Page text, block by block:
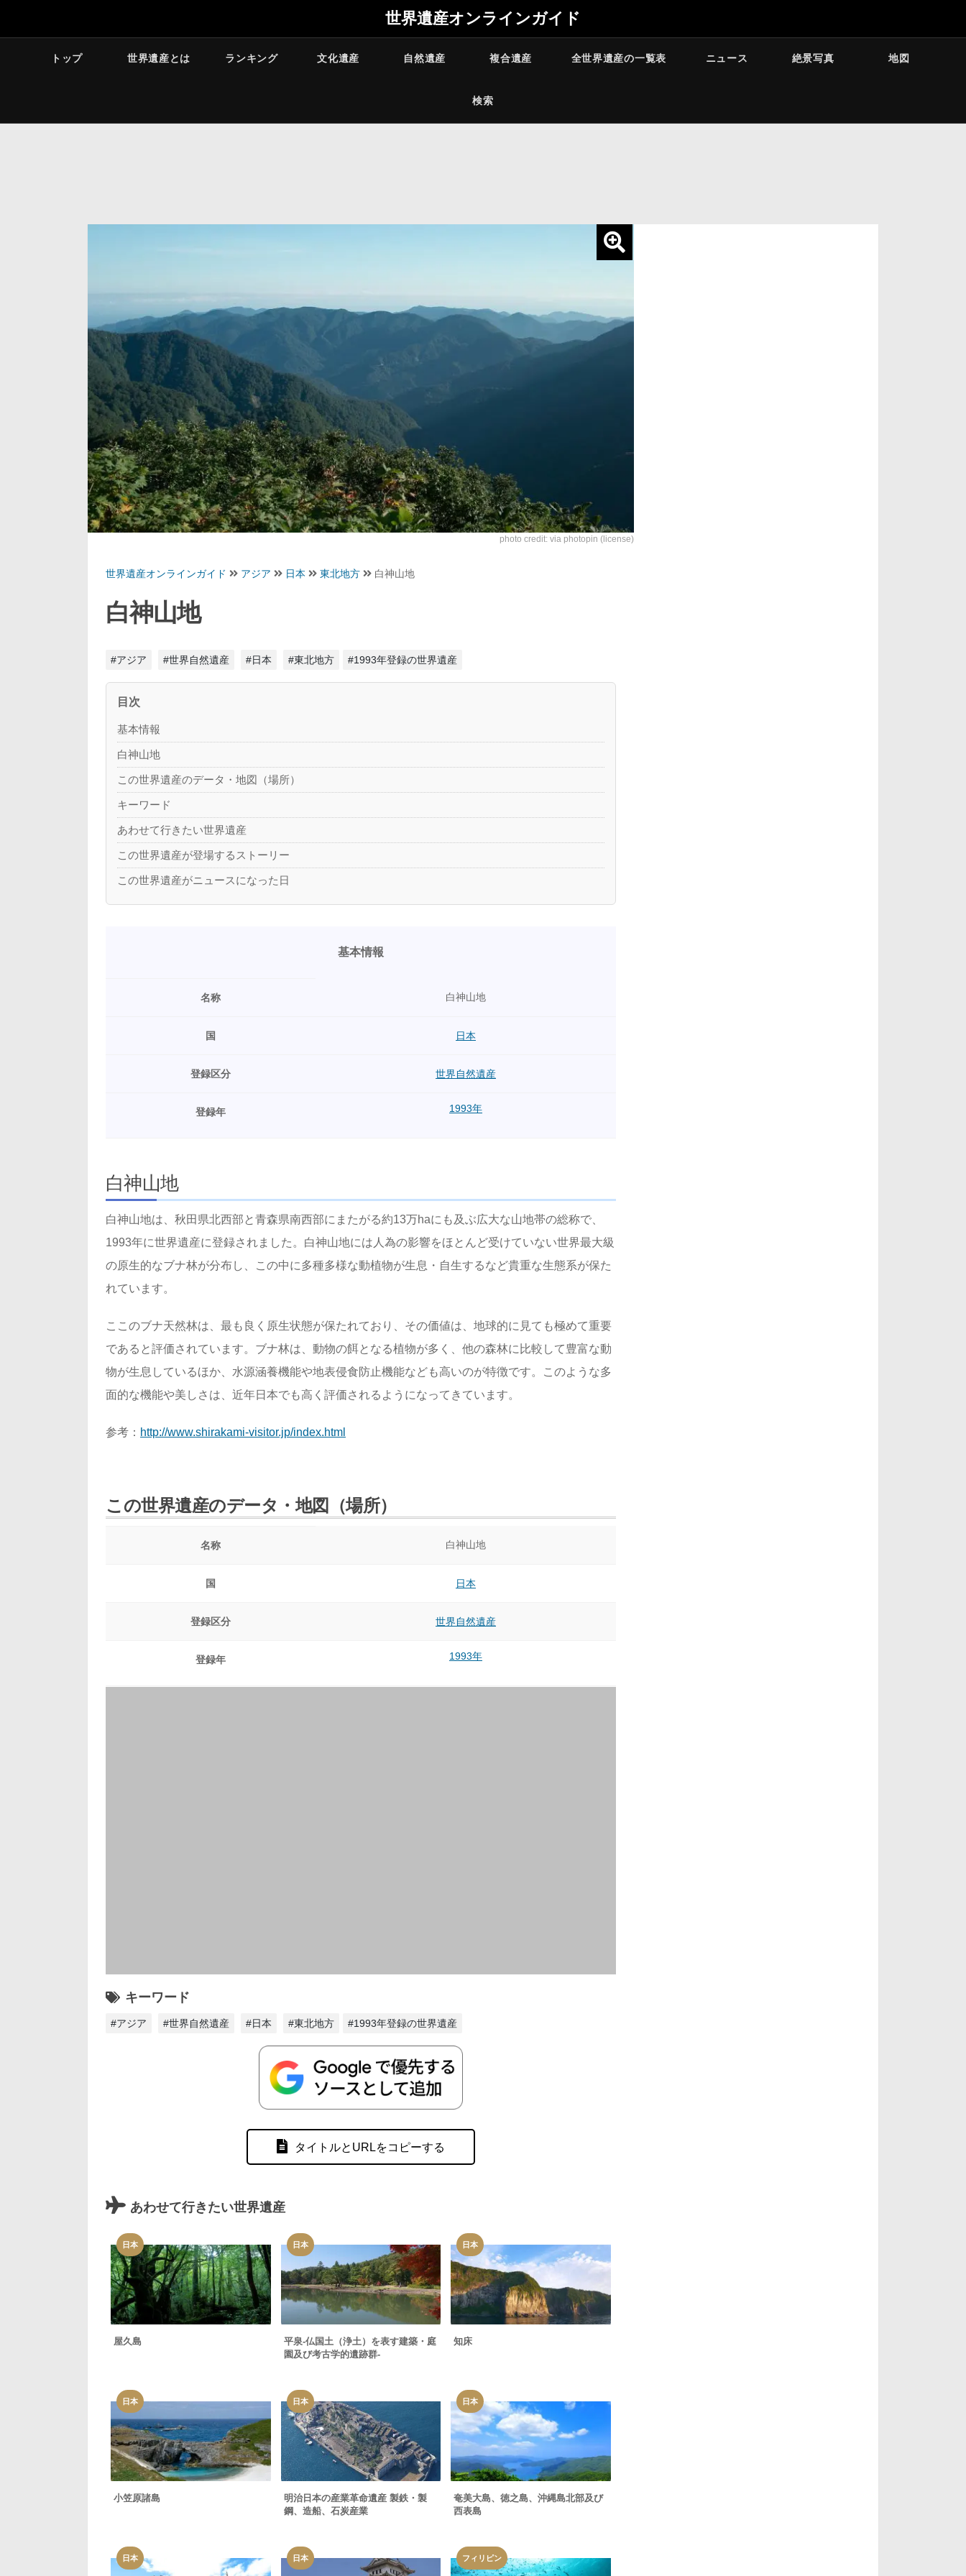
世界遺産オンラインガイド
トップ 世界遺産とは ランキング 文化遺産 自然遺産 複合遺産 全世界遺産の一覧表 ニュース 絶景写真 地図
検索
photo credit: via photopin (license)
世界遺産オンラインガイド アジア 日本 東北地方 白神山地
白神山地
#アジア #世界自然遺産 #日本 #東北地方 #1993年登録の世界遺産
目次
基本情報
白神山地
この世界遺産のデータ・地図（場所）
キーワード
あわせて行きたい世界遺産
この世界遺産が登場するストーリー
この世界遺産がニュースになった日
基本情報
名称 白神山地
国 日本
登録区分 世界自然遺産
登録年 1993年
白神山地
白神山地は、秋田県北西部と青森県南西部にまたがる約13万haにも及ぶ広大な山地帯の総称で、
1993年に世界遺産に登録されました。白神山地には人為の影響をほとんど受けていない世界最大級
の原生的なブナ林が分布し、この中に多種多様な動植物が生息・自生するなど貴重な生態系が保た
れています。
ここのブナ天然林は、最も良く原生状態が保たれており、その価値は、地球的に見ても極めて重要
であると評価されています。ブナ林は、動物の餌となる植物が多く、他の森林に比較して豊富な動
物が生息しているほか、水源涵養機能や地表侵食防止機能なども高いのが特徴です。このような多
面的な機能や美しさは、近年日本でも高く評価されるようになってきています。
参考： http://www.shirakami-visitor.jp/index.html
この世界遺産のデータ・地図（場所）
名称 白神山地
国 日本
登録区分 世界自然遺産
登録年 1993年
キーワード
#アジア #世界自然遺産 #日本 #東北地方 #1993年登録の世界遺産
タイトルとURLをコピーする
あわせて行きたい世界遺産
日本
屋久島
日本
平泉-仏国土（浄土）を表す建築・庭
園及び考古学的遺跡群-
日本
知床
日本
小笠原諸島
日本
明治日本の産業革命遺産 製鉄・製
鋼、造船、石炭産業
日本
奄美大島、徳之島、沖縄島北部及び
西表島
日本 日本 フィリピン